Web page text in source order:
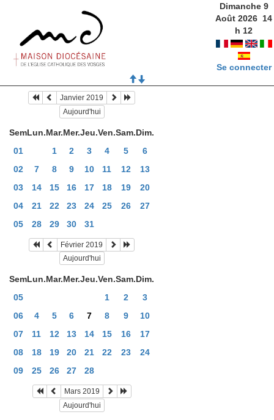
Dimanche 9
Août 2026 14
h 12
Se connecter
Janvier 2019
Aujourd'hui
SemLun.Mar.Mer.Jeu.Ven.Sam.Dim.
01
1 2 3 4 5
6
02
7 8 9 10 11 12
13
03
14 15 16 17 18 19
20
04
21 22 23 24 25 26
27
05
28 29 30 31
Février 2019
Aujourd'hui
SemLun.Mar.Mer.Jeu.Ven.Sam.Dim.
05
1 2
3
06
4 5 6 7 8 9
10
07
11 12 13 14 15 16
17
08
18 19 20 21 22 23
24
09
25 26 27 28
Mars 2019
Aujourd'hui